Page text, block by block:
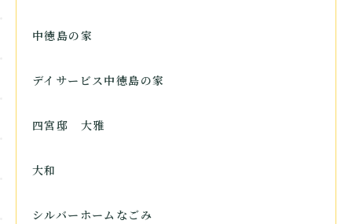
中徳島の家
デイサービス中徳島の家
四宮邸 大雅
大和
シルバーホームなごみ